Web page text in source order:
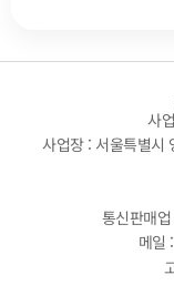
사
사업장 : 서울특별시
통신판매
메일